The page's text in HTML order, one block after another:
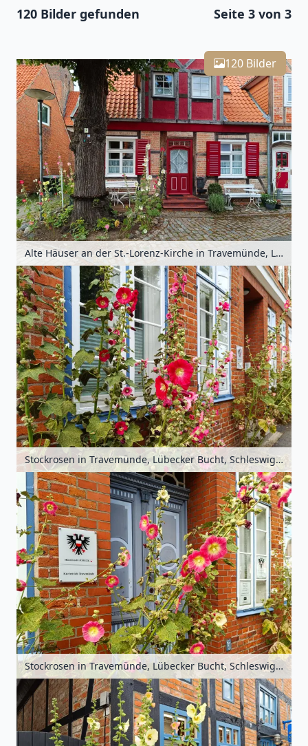
120 Bilder gefunden Seite 3 von 3
Zoomen mit Strg+Mausrad
+
−
120 Bilder
Alte Häuser an der St.-Lorenz-Kirche in Travemünde, Lübecker Bucht, Schleswig-Holstein, Deutschland
Stockrosen in Travemünde, Lübecker Bucht, Schleswig-Holstein, Deutschland
Stockrosen in Travemünde, Lübecker Bucht, Schleswig-Holstein, Deutschland